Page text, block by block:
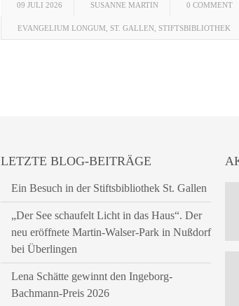
09 JULI 2026 SUSANNE MARTIN 0 COMMENT
EVANGELIUM LONGUM ST. GALLEN STIFTSBIBLIOTHEK
LETZTE BLOG-BEITRÄGE
Ein Besuch in der Stiftsbibliothek St. Gallen
„Der See schaufelt Licht in das Haus“. Der
neu eröffnete Martin-Walser-Park in Nußdorf
bei Überlingen
Lena Schätte gewinnt den Ingeborg-
Bachmann-Preis 2026